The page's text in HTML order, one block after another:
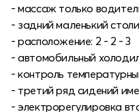
- массаж только
- задний маленький
- расположение: 2 - 2 - 3
- автомобильный
- контроль
- третий ряд сидений
- электрорегулировка